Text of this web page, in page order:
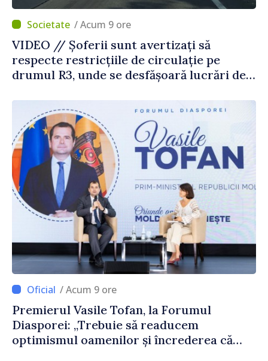
/ Acum 9 ore
VIDEO // Șoferii sunt avertizați să
respecte restricțiile de circulație pe
drumul R3, unde se desfășoară lucrări de
/ Acum 9 ore
Premierul Vasile Tofan, la Forumul
Diasporei: „Trebuie să readucem
optimismul oamenilor și încrederea că